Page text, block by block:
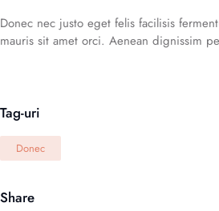
Tag-uri
Donec
Share
Donec nec justo eget felis facilisis
mauris sit amet orci. Aenean dignissim